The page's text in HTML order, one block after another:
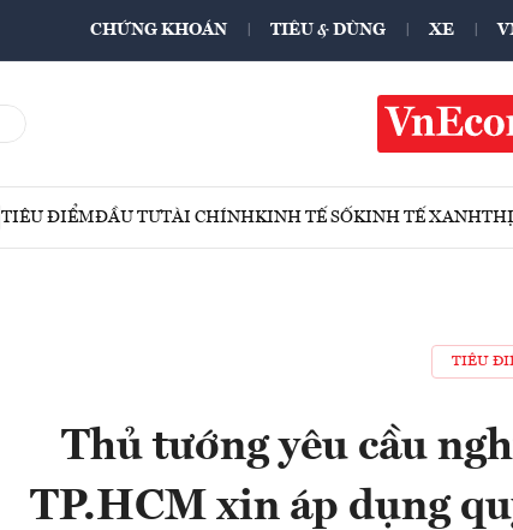
CHỨNG KHOÁN TIÊU & DÙNG XE
TIÊU ĐIỂMĐẦU TƯTÀI CHÍNHKINH TẾ SỐKINH TẾ XANHTHỊ
TIÊU
Thủ tướng yêu cầu
TP.HCM xin áp dụng